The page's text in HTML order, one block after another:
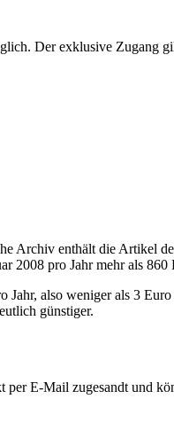
Der exklusive Zugang
Archiv enthält die Artikel
2008 pro Jahr mehr als
also weniger als 3
günstiger.
E-Mail zugesandt und